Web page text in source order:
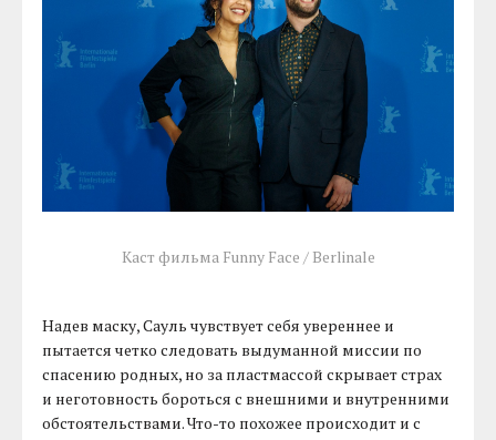
Каст фильма Funny Face / Berlinale
Надев маску, Сауль чувствует себя увереннее и
пытается четко следовать выдуманной миссии по
спасению родных, но за пластмассой скрывает страх
и неготовность бороться с внешними и внутренними
обстоятельствами. Что-то похожее происходит и с